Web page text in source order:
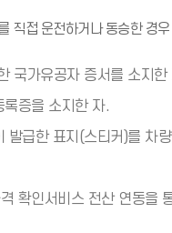
직접 운전하거나 동승한
국가유공자 증서를 소지한
증을 소지한 자.
발급한 표지(스티커)를 차
확인서비스 전산 연동을